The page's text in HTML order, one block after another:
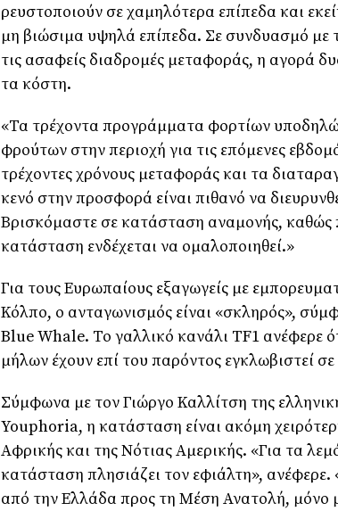
ρευστοποιούν σε χαμηλότερα επίπεδα και
μη βιώσιμα υψηλά επίπεδα. Σε συνδυασμό με
τις ασαφείς διαδρομές μεταφοράς, η αγορά
τα κόστη.
«Τα τρέχοντα προγράμματα φορτίων
φρούτων στην περιοχή για τις επόμενες
τρέχοντες χρόνους μεταφοράς και τα
κενό στην προσφορά είναι πιθανό να
Βρισκόμαστε σε κατάσταση αναμονής, καθώς
κατάσταση ενδέχεται να ομαλοποιηθεί.»
Για τους Ευρωπαίους εξαγωγείς με
Κόλπο, ο ανταγωνισμός είναι «σκληρός»,
Blue Whale. Το γαλλικό κανάλι TF1 ανέφερε
μήλων έχουν επί του παρόντος εγκλωβιστεί
Σύμφωνα με τον Γιώργο Καλλίτση της
Youphoria, η κατάσταση είναι ακόμη
Αφρικής και της Νότιας Αμερικής. «Για τα
κατάσταση πλησιάζει τον εφιάλτη»,
από την Ελλάδα προς τη Μέση Ανατολή, μόνο